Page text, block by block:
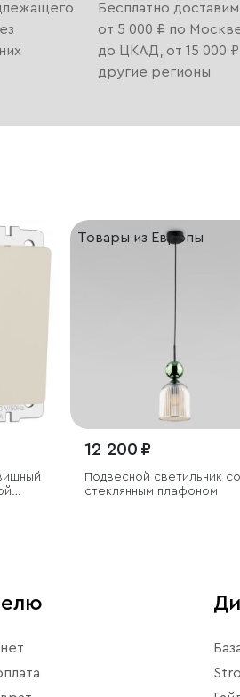
Бесплатно доставим
от 5 000 ₽ по
до ЦКАД, от 15 000
другие регионы
Товары из Европы
12 200 ₽
Подвесной светильник со
стеклянным плафоном